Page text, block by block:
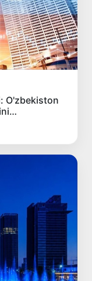
O'zbekiston